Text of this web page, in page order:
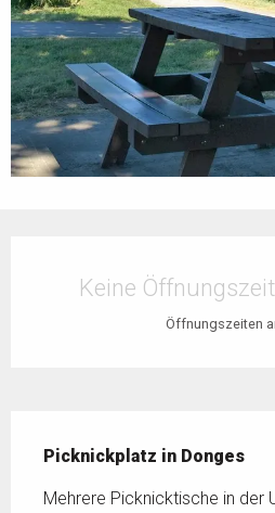
Keine
Öffnungszeiten
Picknickplatz in Donges
Mehrere Picknicktische in der